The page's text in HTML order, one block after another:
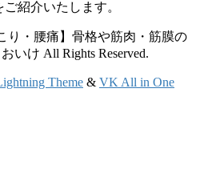
紹介いたします。
り・腰痛】骨格や筋肉・筋膜の
いけ All Rights Reserved.
Theme & VK All in One